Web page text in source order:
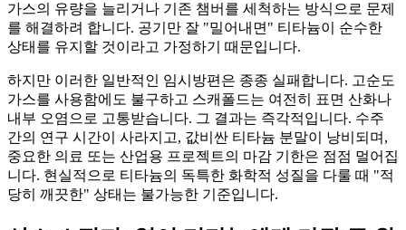
가스의 유량을 늘리거나 기존 챔버를 세척하는 방식으로 문제
를 해결하려 합니다. 공기만 잘 "밀어내면" 티타늄이 순수한
상태를 유지할 것이라고 가정하기 때문입니다.
하지만 이러한 일반적인 임시방편은 종종 실패합니다. 고순도
가스를 사용함에도 불구하고 스캐폴드는 여전히 표면 산화나
내부 오염으로 고통받습니다. 그 결과는 즉각적입니다. 수주
간의 연구 시간이 사라지고, 값비싼 티타늄 분말이 낭비되며,
중요한 의료 또는 산업용 프로젝트의 마감 기한은 점점 멀어집
니다. 현실적으로 티타늄의 독특한 화학적 성질을 다룰 때 "적
당히 깨끗한" 상태는 불가능한 기준입니다.